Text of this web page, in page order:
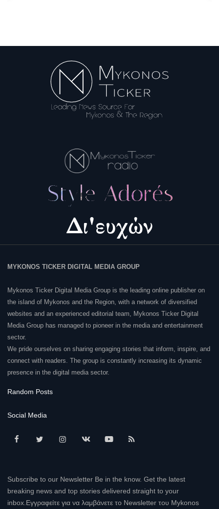
MYKONOS TICKER DIGITAL MEDIA GROUP
Mykonos Ticker Digital Media Group is the leading online publisher on
the island of Mykonos and the Region, with a network of diversified
websites and an experienced editorial team, Mykonos Ticker Digital
Media Group has managed to pioneer in the media and entertainment
sector.
We pride ourselves on sharing engaging stories that inform, inspire, and
connect with readers. The group is constantly increasing its dynamic
presence in the digital media sector.
Random Posts
Social Media
Subscribe to our Newsletter Be in the know. Get the latest
breaking news and top stories delivered straight to your
inbox.Εγγραφείτε για να λαμβάνετε το Newsletter του Mykonos